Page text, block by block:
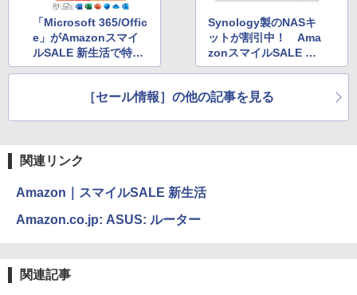
「Microsoft 365/Offic
e」がAmazonスマイ
ルSALE 新生活で特価
に！
Synology製のNASキ
ットが割引中！ Ama
zonスマイルSALE 新
生活
［セール情報］の他の記事を見る
関連リンク
Amazon｜スマイルSALE 新生活
Amazon.co.jp: ASUS: ルーター
関連記事